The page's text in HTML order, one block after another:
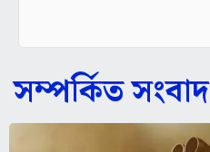
সম্পর্কিত সংবাদ